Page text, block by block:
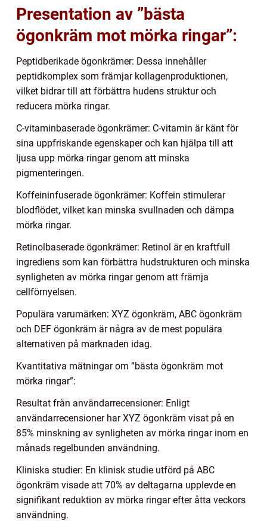
Presentation av ”bästa
ögonkräm mot mörka ringar”:
Peptidberikade ögonkrämer: Dessa innehåller
peptidkomplex som främjar kollagenproduktionen,
vilket bidrar till att förbättra hudens struktur och
reducera mörka ringar.
C-vitaminbaserade ögonkrämer: C-vitamin är känt för
sina uppfriskande egenskaper och kan hjälpa till att
ljusa upp mörka ringar genom att minska
pigmenteringen.
Koffeininfuserade ögonkrämer: Koffein stimulerar
blodflödet, vilket kan minska svullnaden och dämpa
mörka ringar.
Retinolbaserade ögonkrämer: Retinol är en kraftfull
ingrediens som kan förbättra hudstrukturen och minska
synligheten av mörka ringar genom att främja
cellförnyelsen.
Populära varumärken: XYZ ögonkräm, ABC ögonkräm
och DEF ögonkräm är några av de mest populära
alternativen på marknaden idag.
Kvantitativa mätningar om ”bästa ögonkräm mot
mörka ringar”:
Resultat från användarrecensioner: Enligt
användarrecensioner har XYZ ögonkräm visat på en
85% minskning av synligheten av mörka ringar inom en
månads regelbunden användning.
Kliniska studier: En klinisk studie utförd på ABC
ögonkräm visade att 70% av deltagarna upplevde en
signifikant reduktion av mörka ringar efter åtta veckors
användning.